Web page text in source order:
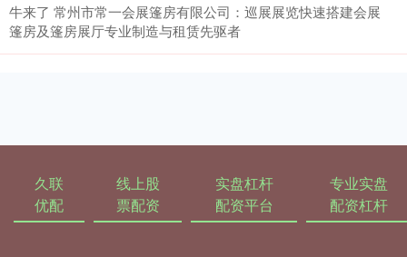
牛来了 常州市常一会展篷房有限公司：巡展展览快速搭建会展
篷房及篷房展厅专业制造与租赁先驱者
久联
优配
线上股
票配资
实盘杠杆
配资平台
专业实盘
配资杠杆